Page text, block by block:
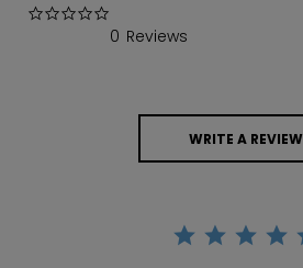
0 Reviews
WRITE A REVIEW